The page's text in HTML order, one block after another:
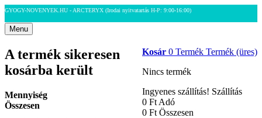
GYOGY-NOVENYEK.HU - ARCTERYX (Irodai nyitvatartás H-P: 9:00-16:00)
Menu
Kosár 0 Termék Termék (üres)
Nincs termék
Ingyenes szállítás! Szállítás
0 Ft‎ Adó
0 Ft‎ Összesen
A termék sikeresen
kosárba került
Mennyiség
Összesen